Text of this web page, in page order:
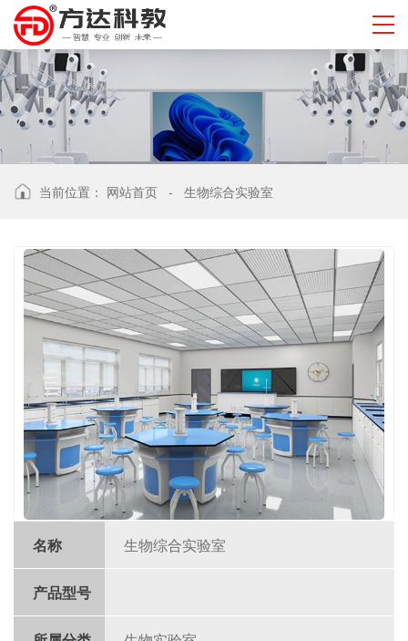
当前位置： 网站首页 - 生物综合实验室
名称 生物综合实验室
产品型号